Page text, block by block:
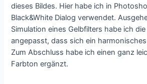
dieses Bildes. Hier habe ich in
Black&White Dialog verwendet.
Simulation eines Gelbfilters habe ich
angepasst, dass sich ein
Zum Abschluss habe ich einen ganz
Farbton ergänzt.